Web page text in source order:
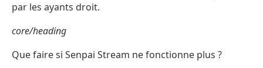
par les ayants droit.
core/heading
Que faire si Senpai Stream ne fonctionne plus ?